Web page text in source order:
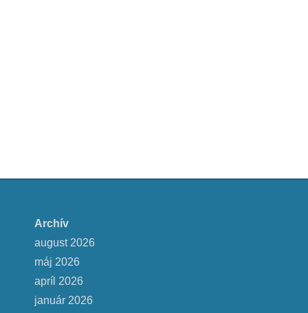
Archív
august 2026
máj 2026
apríl 2026
január 2026